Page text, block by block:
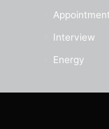
Appointment
Interview
Energy